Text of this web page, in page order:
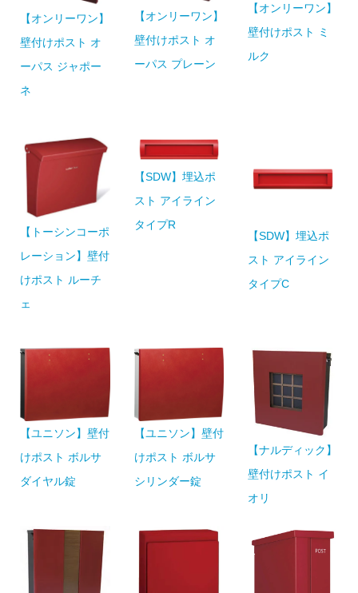
【オンリーワン】
壁付けポスト オ
ーパス ジャポー
ネ
【オンリーワン】
壁付けポスト オ
ーパス プレーン
【オンリーワン】
壁付けポスト ミ
ルク
【トーシンコーポ
レーション】壁付
けポスト ルーチ
ェ
【SDW】埋込ポ
スト アイライン
タイプR
【SDW】埋込ポ
スト アイライン
タイプC
【ユニソン】壁付
けポスト ボルサ
ダイヤル錠
【ユニソン】壁付
けポスト ボルサ
シリンダー錠
【ナルディック】
壁付けポスト イ
オリ